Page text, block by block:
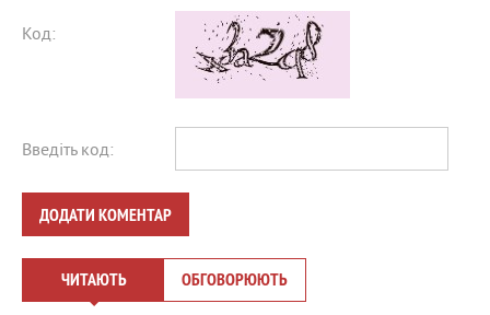
Код:
Введіть код:
ДОДАТИ КОМЕНТАР
ЧИТАЮТЬ ОБГОВОРЮЮТЬ